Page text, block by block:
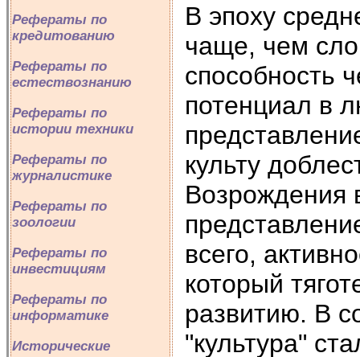
Рефераты по
кредитованию
Рефераты по
естествознанию
Рефераты по
истории техники
Рефераты по
журналистике
Рефераты по
зоологии
Рефераты по
инвестициям
Рефераты по
информатике
Исторические
В эпоху
чаще, чем
способность
потенциал в
культу
Возрождения
всего,
который
развитию. В
"культура"